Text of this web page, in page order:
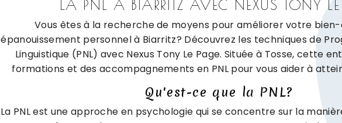
LA PNL À BIARRITZ AVEC NEXUS TONY LE
Vous êtes à la recherche de moyens pour améliorer votre
épanouissement personnel à Biarritz? Découvrez les techniques de
Linguistique (PNL) avec Nexus Tony Le Page. Située à Tosse, cette
formations et des accompagnements en PNL pour vous aider à
Qu'est-ce que la PNL?
La PNL est une approche en psychologie qui se concentre sur la